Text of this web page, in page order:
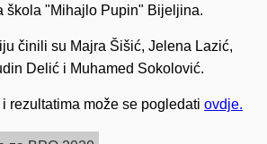
škola "Mihajlo Pupin" Bijeljina.
činili su Majra Šišić, Jelena Lazić,
Delić i Muhamed Sokolović.
rezultatima može se pogledati ovdje.